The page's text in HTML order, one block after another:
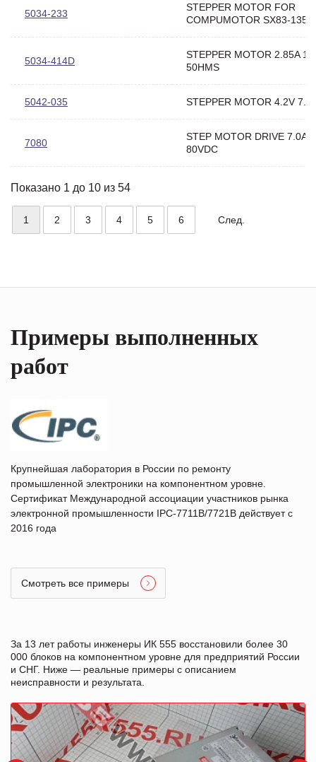
5034-233
STEPPER MOTOR FOR
COMPUMOTOR SX83-135
5034-414D
STEPPER MOTOR 2.85A
50HMS
5042-035 STEPPER MOTOR 4.2V
7080
STEP MOTOR DRIVE
80VDC
Показано 1 до 10 из 54
1 2 3 4 5 6 След.
Примеры выполненных
работ
Крупнейшая лаборатория в России по ремонту
промышленной электроники на компонентном уровне.
Сертификат Международной ассоциации участников рынка
электронной промышленности IPC-7711B/7721B действует с
2016 года
Смотреть все примеры
За 13 лет работы инженеры ИК 555 восстановили более 30
000 блоков на компонентном уровне для предприятий России
и СНГ. Ниже — реальные примеры с описанием
неисправности и результата.